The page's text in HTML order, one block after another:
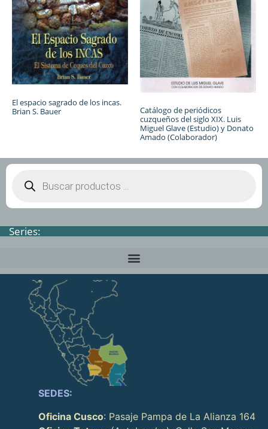
El espacio sagrado de los incas.
Brian S. Bauer
Catálogo de periódicos
cuzqueños del siglo XIX. Luis
Miguel Glave (Estudio) y Donato
Amado (Colaborador)
Series:
SEDES:
Oficina Cusco: Pasaje Pampa de La Alianza 164